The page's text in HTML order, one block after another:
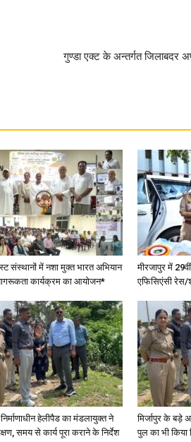
गुण्डा एक्ट के अन्तर्गत जिलाबदर
संस्थानों में नशा मुक्त भारत अभियान
कार्यक्रम का आयोजन*
मीरजापुर में
एफिसिएंसी रेस/
हेलीपैड का मंडलायुक्त ने
समय से कार्य पूरा कराने के निर्देश
मिर्जापुर के बड़े
पुल का भी किया